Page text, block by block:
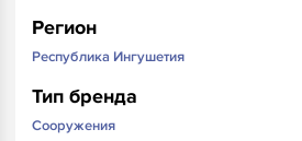
Регион
Республика Ингушетия
Тип бренда
Сооружения